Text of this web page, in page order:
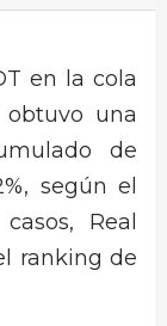
en la cola
una
de
según el
Real
ranking de